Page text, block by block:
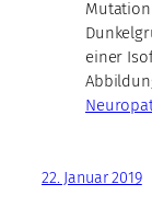
einer
22. Januar 2019